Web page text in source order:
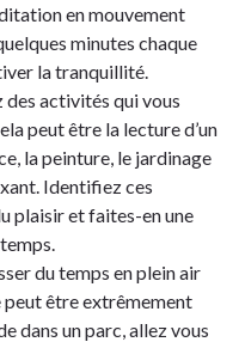
en mouvement
minutes chaque
la tranquillité.
activités qui vous
peut être la lecture d’un
la peinture, le jardinage
Identifiez ces
plaisir et faites-en une
du temps en plein air
peut être extrêmement
dans un parc, allez vous